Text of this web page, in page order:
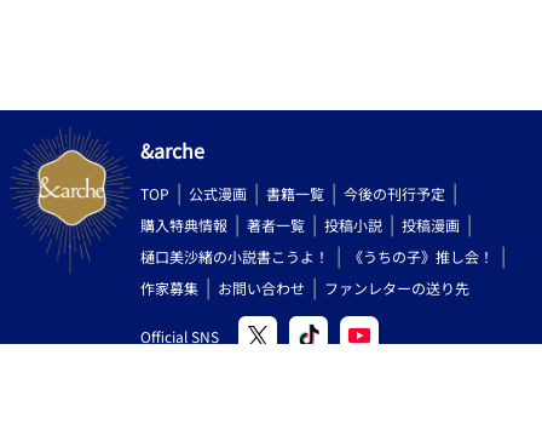
説というのも相当面白いと思います、おそらく♂には思いもつか
ない素敵な表現や視点が飛び出すのではないでしょうか！） ♀
と♂は別の生き物！感性も特性も違うから多様性とドラマが生ま
れる！・・・性別があるからこそ世の中、素敵で面白いのです。
♂が書いた異端のＢＬ小説・・・・「見世物小屋」気分でご覧
ください。
&arche
TOP 公式漫画 書籍一覧
今後の刊行予定
購入特典情報
著者一覧 投稿小説
投稿漫画
樋口美沙緒の小説書こうよ！
《うちの子》推し会！
作家募集
お問い合わせ ファンレターの送り先
Official SNS